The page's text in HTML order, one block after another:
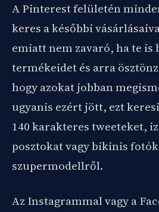
A Pinterest felületén
keres a későbbi
emiatt nem zavaró, ha te is
termékeidet és arra
hogy azokat jobban
ugyanis ezért jött, ezt
140 karakteres tweeteket,
posztokat vagy bikinis
szupermodellről.
Az Instagrammal vagy a